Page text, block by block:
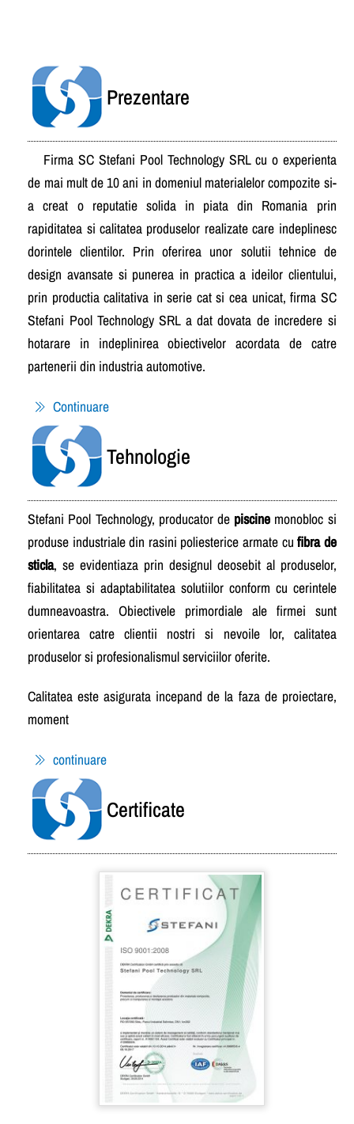
Prezentare
Firma SC Stefani Pool Technology SRL cu o experienta
de mai mult de 10 ani in domeniul materialelor compozite si-
a creat o reputatie solida in piata din Romania prin
rapiditatea si calitatea produselor realizate care indeplinesc
dorintele clientilor. Prin oferirea unor solutii tehnice de
design avansate si punerea in practica a ideilor clientului,
prin productia calitativa in serie cat si cea unicat, firma SC
Stefani Pool Technology SRL a dat dovata de incredere si
hotarare in indeplinirea obiectivelor acordata de catre
partenerii din industria automotive.
Continuare
Tehnologie
Stefani Pool Technology, producator de piscine monobloc si
produse industriale din rasini poliesterice armate cufibra de
sticla, se evidentiaza prin designul deosebit al produselor,
fiabilitatea si adaptabilitatea solutiilor conform cu cerintele
dumneavoastra. Obiectivele primordiale ale firmei sunt
orientarea catre clientii nostri si nevoile lor, calitatea
produselor si profesionalismul serviciilor oferite.
Calitatea este asigurata incepand de la faza de proiectare,
moment
continuare
Certificate